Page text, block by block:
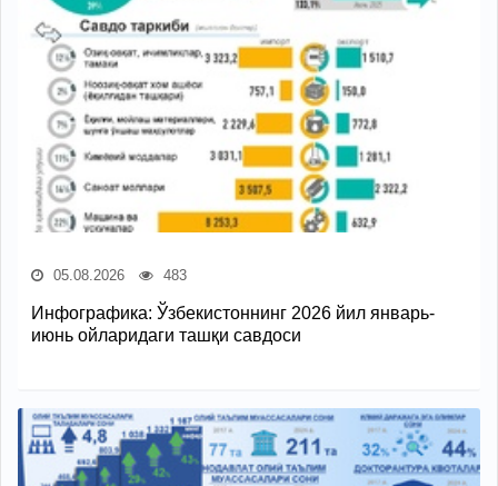
05.08.2026 483
Инфографика: Ўзбекистоннинг 2026 йил январь-
июнь ойларидаги ташқи савдоси